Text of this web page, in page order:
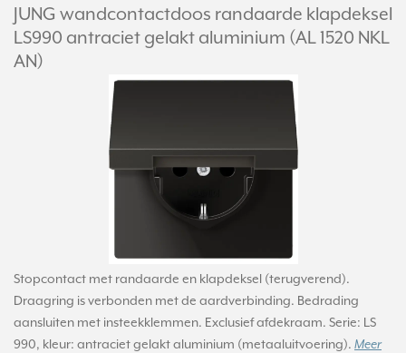
JUNG wandcontactdoos randaarde klapdeksel
LS990 antraciet gelakt aluminium (AL 1520 NKL
AN)
Stopcontact met randaarde en klapdeksel (terugverend).
Draagring is verbonden met de aardverbinding. Bedrading
aansluiten met insteekklemmen. Exclusief afdekraam. Serie: LS
990, kleur: antraciet gelakt aluminium (metaaluitvoering). Meer